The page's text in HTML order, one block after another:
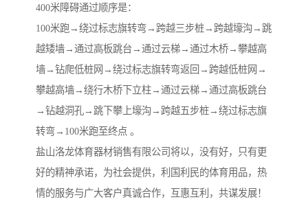
400米障碍通过顺序是：
100米跑→绕过标志旗转弯→跨越三步桩→跨越壕沟→跳
越矮墙→通过高板跳台→通过云梯→通过木桥→攀越高
墙→钻爬低桩网→绕过标志旗转弯返回→跨越低桩网→
攀越高墙→绕行木桥下立柱→通过云梯→通过高板跳台
→钻越洞孔→跳下攀上壕沟→跨越五步桩→绕过标志旗
转弯→100米跑至终点 。
盐山洛龙体育器材销售有限公司将以，没有好，只有更
好的精神承诺，为社会提供，利国利民的体育用品，热
情的服务与广大客户真诚合作，互惠互利，共谋发展！